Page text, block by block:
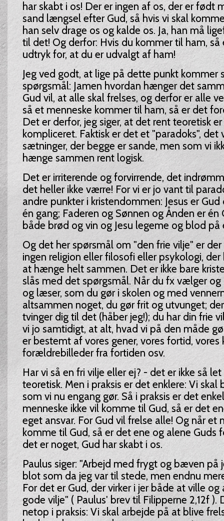
har skabt i os! Der er ingen af os, der er født
sand længsel efter Gud, så hvis vi skal
han selv drage os og kalde os. Ja, han må
til det! Og derfor: Hvis du kommer til ham, så
udtryk for, at du er udvalgt af ham!
Jeg ved godt, at lige på dette punkt kommer
spørgsmål: Jamen hvordan hænger det
Gud vil, at alle skal frelses, og derfor er alle
så et menneske kommer til ham, så er det
Det er derfor, jeg siger, at det rent teoretisk
kompliceret. Faktisk er det et "paradoks", det
sætninger, der begge er sande, men som vi
hænge sammen rent logisk.
Det er irriterende og forvirrende, det
det heller ikke værre! For vi er jo vant til
andre punkter i kristendommen: Jesus er
én gang; Faderen og Sønnen og Ånden er én
både brød og vin og Jesu legeme og blod på
Og det her spørsmål om "den frie vilje" er der
ingen religion eller filosofi eller psykologi,
at hænge helt sammen. Det er ikke bare
slås med det spørgsmål. Når du fx vælger
og læser, som du gør i skolen og med
altsammen noget, du gør frit og utvunget;
tvinger dig til det (håber jeg!); du har din frie
vi jo samtidigt, at alt, hvad vi på den måde
er bestemt af vores gener, vores fortid, vores
forældrebilleder fra fortiden osv.
Har vi så en fri vilje eller ej? - det er ikke så
teoretisk. Men i praksis er det enklere: Vi skal
som vi nu engang gør. Så i praksis er det
menneske ikke vil komme til Gud, så er det
eget ansvar. For Gud vil frelse alle! Og når et
komme til Gud, så er det ene og alene Guds
det er noget, Gud har skabt i os.
Paulus siger: "Arbejd med frygt og bæven på
blot som da jeg var til stede, men endnu
For det er Gud, der virker i jer både at ville og
gode vilje" ( Paulus' brev til Filipperne 2,12f ).
netop i praksis: Vi skal arbejde på at blive